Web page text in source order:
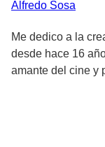
Alfredo Sosa
Me dedico a la
desde hace 16
amante del cine y